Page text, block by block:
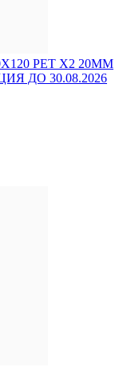
РЕТ Х2 20MM
ДО 30.08.2026